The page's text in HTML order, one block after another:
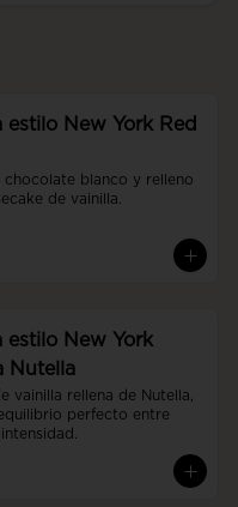
estilo New York Red
chocolate blanco y relleno
de vainilla.
estilo New York
Nutella
vainilla rellena de Nutella,
perfecto entre